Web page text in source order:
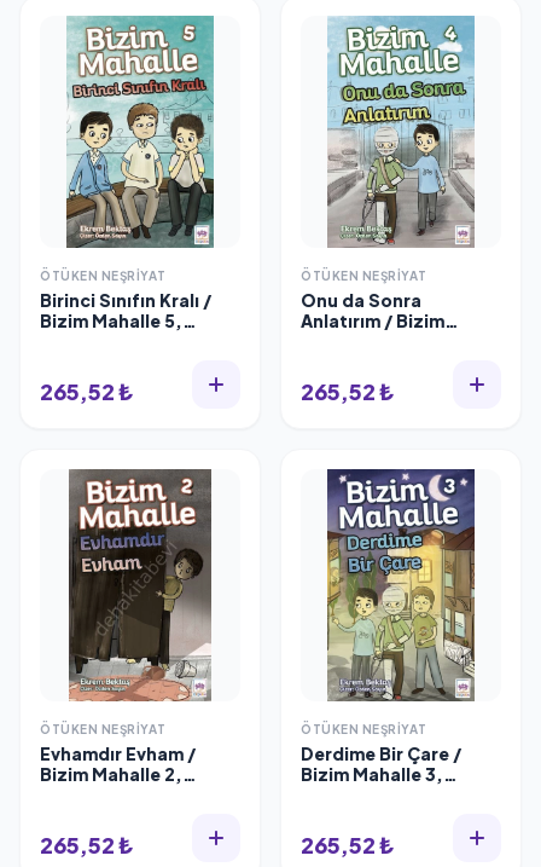
ÖTÜKEN NEŞRIYAT
Birinci Sınıfın Kralı /
Bizim Mahalle 5,
265,52 ₺
ÖTÜKEN NEŞRIYAT
Onu da Sonra
Anlatırım / Bizim
265,52 ₺
ÖTÜKEN NEŞRIYAT
Evhamdır Evham /
Bizim Mahalle 2,
265,52 ₺
ÖTÜKEN NEŞRIYAT
Derdime Bir Çare /
Bizim Mahalle 3,
265,52 ₺